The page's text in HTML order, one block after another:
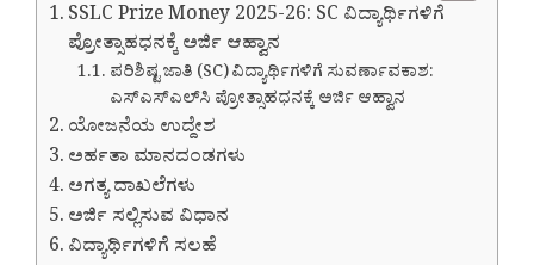
SSLC Prize Money 2025-26: SC ವಿದ್ಯಾರ್ಥಿಗಳಿಗೆ
ಪ್ರೋತ್ಸಾಹಧನಕ್ಕೆ ಅರ್ಜಿ ಆಹ್ವಾನ
ಪರಿಶಿಷ್ಟ ಜಾತಿ (SC) ವಿದ್ಯಾರ್ಥಿಗಳಿಗೆ ಸುವರ್ಣಾವಕಾಶ:
ಎಸ್‌ಎಸ್‌ಎಲ್‌ಸಿ ಪ್ರೋತ್ಸಾಹಧನಕ್ಕೆ ಅರ್ಜಿ ಆಹ್ವಾನ
ಯೋಜನೆಯ ಉದ್ದೇಶ
ಅರ್ಹತಾ ಮಾನದಂಡಗಳು
ಅಗತ್ಯ ದಾಖಲೆಗಳು
ಅರ್ಜಿ ಸಲ್ಲಿಸುವ ವಿಧಾನ
ವಿದ್ಯಾರ್ಥಿಗಳಿಗೆ ಸಲಹೆ